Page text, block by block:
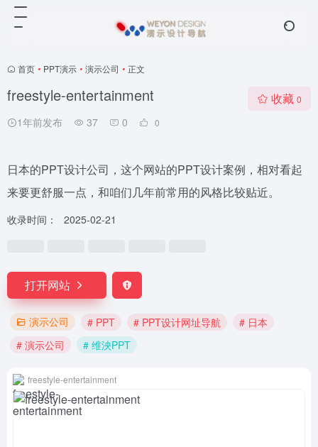
首页 • PPT演示 • 演示公司 • 正文
freestyle-entertainment
1年前发布 37 0 0
收藏 0
日本的PPT设计公司，这个网站的PPT设计案例，相对看起
来要更舒服一点，和咱们几年前常用的风格比较贴近。
收录时间： 2025-02-21
打开网站
演示公司 # PPT # PPT设计网址导航
# 日本
# 演示公司
# 维泱PPT
freestyle-entertainment